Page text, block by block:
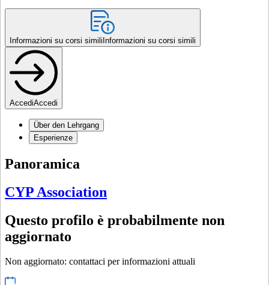
Informazioni su corsi simili Informazioni su corsi simili
AccediAccedi
Über den Lehrgang
Esperienze
Panoramica
CYP Association
Questo profilo è probabilmente non
aggiornato
Non aggiornato: contattaci per informazioni attuali